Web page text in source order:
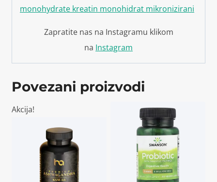
Zapratite nas na Instagramu klikom
na Instagram
Povezani proizvodi
Akcija!